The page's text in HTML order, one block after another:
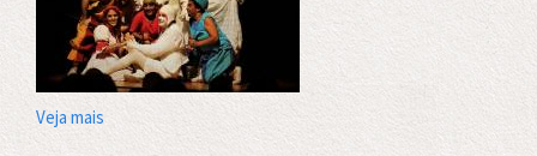
Veja mais